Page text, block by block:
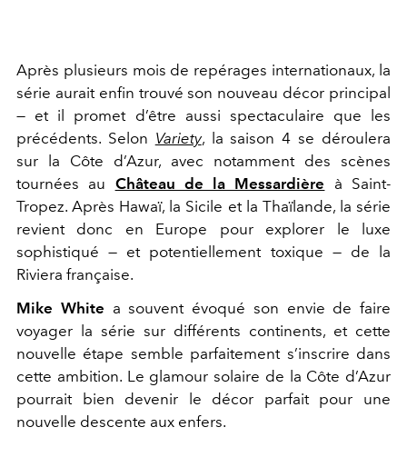
Après plusieurs mois de repérages internationaux, la
série aurait enfin trouvé son nouveau décor principal
— et il promet d’être aussi spectaculaire que les
précédents. Selon Variety, la saison 4 se déroulera
sur la Côte d’Azur, avec notamment des scènes
tournées au Château de la Messardière à Saint-
Tropez. Après Hawaï, la Sicile et la Thaïlande, la série
revient donc en Europe pour explorer le luxe
sophistiqué — et potentiellement toxique — de la
Riviera française.
Mike White a souvent évoqué son envie de faire
voyager la série sur différents continents, et cette
nouvelle étape semble parfaitement s’inscrire dans
cette ambition. Le glamour solaire de la Côte d’Azur
pourrait bien devenir le décor parfait pour une
nouvelle descente aux enfers.